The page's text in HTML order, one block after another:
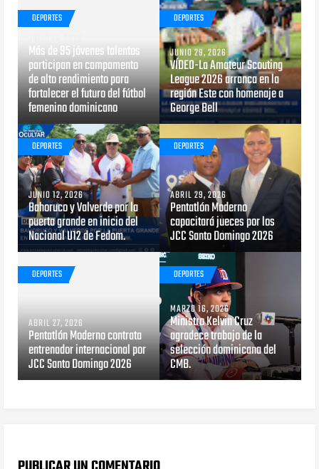
DEPORTES
Más de 95 jóvenes talentos
participan en campamento
de alto rendimiento para
fortalecer el futuro del fútbol
femenino dominicano
DEPORTES
JUNIO 29, 2026
VÍDEO-La Amateur Scouting
League 2026 arranca en la
región Este con homenaje a
George Bell
DEPORTES
JUNIO 12, 2026
Bahoruco y Valverde por la
puerta grande en inicio del
Nacional U12 de Fedom.
DEPORTES
ABRIL 29, 2026
Pentatlón Moderno
capacitará jueces por los
JCC Santo Domingo 2026
DEPORTES
ABRIL 27, 2026
Pentatlón Moderno contrata
entrenador internacional por
JCC Santo Domingo 2026
DEPORTES
MARZO 16, 2026
Ministro Kelvin Cruz
agradece trabajo de la
selección dominicana del
CMB.